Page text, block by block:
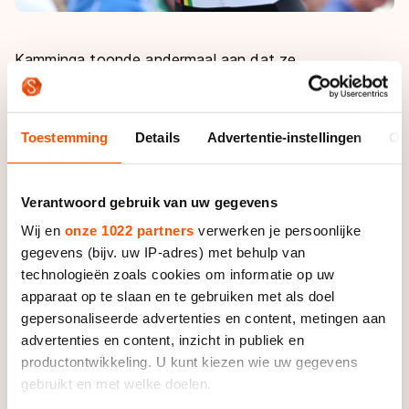
Toestemming Details Advertentie-instellingen
Verantwoord gebruik van uw gegevens
Wij en onze 1022 partners verwerken je persoonlijke
gegevens (bijv. uw IP-adres) met behulp van
technologieën zoals cookies om informatie op uw
apparaat op te slaan en te gebruiken met als doel
gepersonaliseerde advertenties en content, metingen aan
advertenties en content, inzicht in publiek en
productontwikkeling. U kunt kiezen wie uw gegevens
gebruikt en met welke doelen.
Kamminga toonde andermaal aan dat ze
oppermachtig is, door het peloton op een ronde
achterstand te rijden. Net als vorig jaar ligt ze op
te trekken. Na zeges op de 300 meter, de 1000 meter
puntenkoers haar vierde goud in twee dagen tijd.
Ondanks haar sterke optreden gaf Kamminga eerder
tijdens de NK toe dat ze zware benen had van alle
trainingsarbeid van de laatste weken. "Ze worden met
de dag beter", concludeerde ze tevreden na de
puntenkoers.
Achter Kamminga werd Elma de Vries, die in eerste